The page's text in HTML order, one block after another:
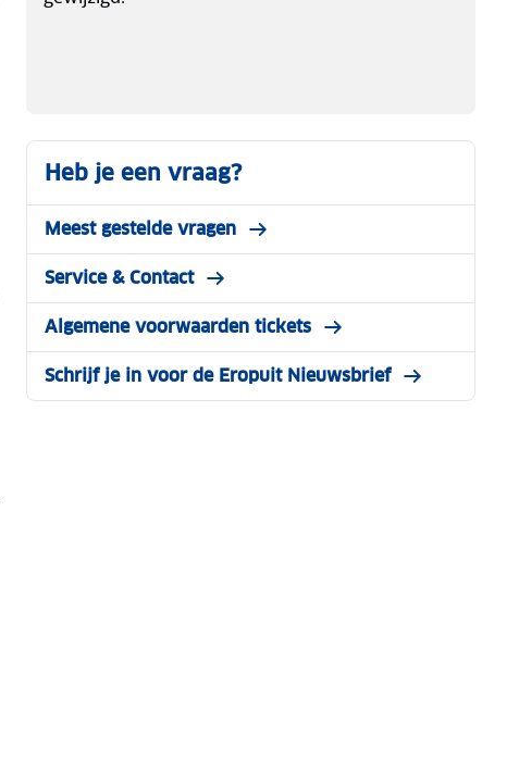
Heb je een vraag?
Meest gestelde vragen
Service & Contact
Algemene voorwaarden tickets
Schrijf je in voor de Eropuit Nieuwsbrief